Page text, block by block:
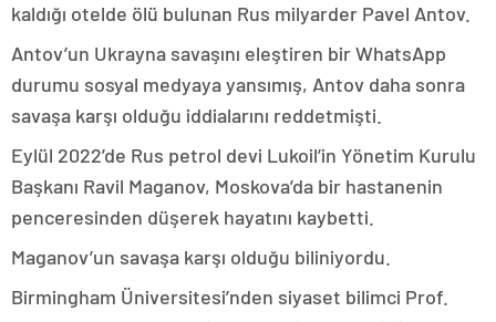
kaldığı otelde ölü bulunan Rus milyarder Pavel Antov.
Antov’un Ukrayna savaşını eleştiren bir WhatsApp
durumu sosyal medyaya yansımış, Antov daha sonra
savaşa karşı olduğu iddialarını reddetmişti.
Eylül 2022’de Rus petrol devi Lukoil’in Yönetim Kurulu
Başkanı Ravil Maganov, Moskova’da bir hastanenin
penceresinden düşerek hayatını kaybetti.
Maganov’un savaşa karşı olduğu biliniyordu.
Birmingham Üniversitesi’nden siyaset bilimci Prof.